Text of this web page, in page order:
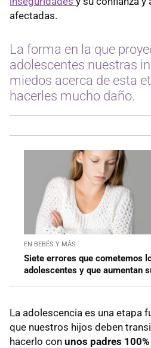
afectadas.
La forma en la que
adolescentes nuestras
miedos acerca de esta
hacerles mucho daño.
EN BEBÉS Y MÁS
Siete errores que cometemos
adolescentes y que aumentan
La adolescencia es una etapa
que nuestros hijos deben
hacerlo con unos padres